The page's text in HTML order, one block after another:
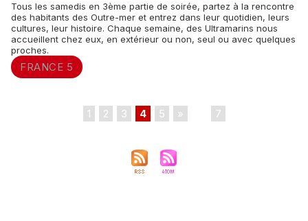
Tous les samedis en 3ème partie de soirée, partez à la rencontre
des habitants des Outre-mer et entrez dans leur quotidien, leurs
cultures, leur histoire. Chaque semaine, des Ultramarins nous
accueillent chez eux, en extérieur ou non, seul ou avec quelques
proches.
FRANCE 5
1 2 3 4 5 » 7